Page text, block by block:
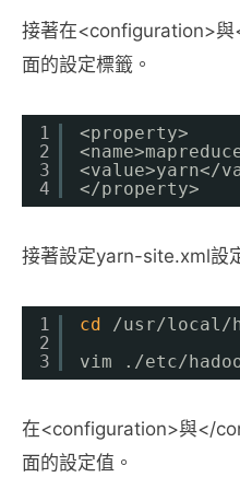
接著在<configuration>
面的設定標籤。
1
2
3
4
<property>
<value>yarn</
</property>
接著設定yarn-site.xml設
1
2
3
cd
/usr/local/
vim . /etc/
在<configuration>與</
面的設定值。